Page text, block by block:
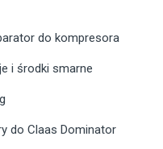
do kompresora
i środki smarne
do Claas Dominator